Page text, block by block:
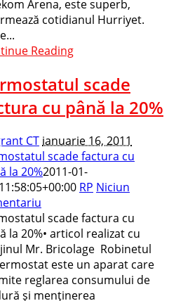
Arena, este superb,
cotidianul Hurriyet.
Reading
scade
cu până la 20%
CT ianuarie 16, 2011
scade factura cu
la 20%2011-01-
RP Niciun
scade factura cu
la 20%• articol realizat cu
Mr. Bricolage Robinetul
este un aparat care
reglarea consumului de
şi menţinerea